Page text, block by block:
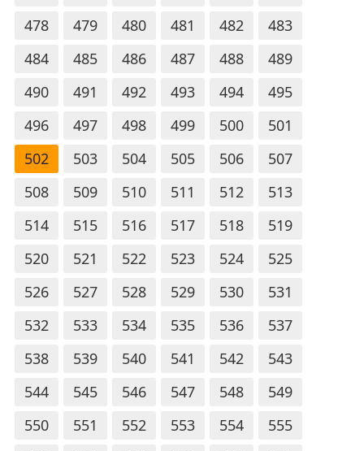
478
479 480 481 482
483
484
485 486 487 488
489
490
491 492 493 494
495
496
497 498 499 500
501
502
503 504 505 506
507
508
509 510 511 512
513
514
515 516 517 518
519
520
521 522 523 524
525
526
527 528 529 530
531
532
533 534 535 536
537
538
539 540 541 542
543
544
545 546 547 548
549
550
551 552 553 554
555